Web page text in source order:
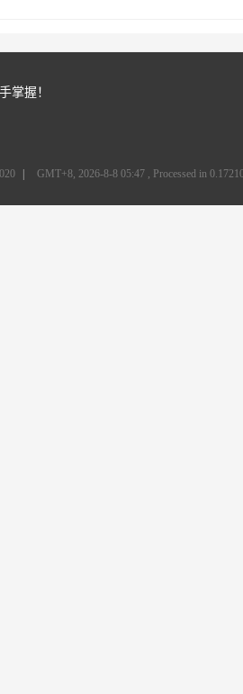
掌握！
GMT+8, 2026-8-8 05:47 , Processed in